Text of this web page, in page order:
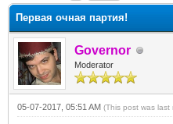
Первая очная партия!
Governor
Moderator
05-07-2017, 05:51 AM (This post was